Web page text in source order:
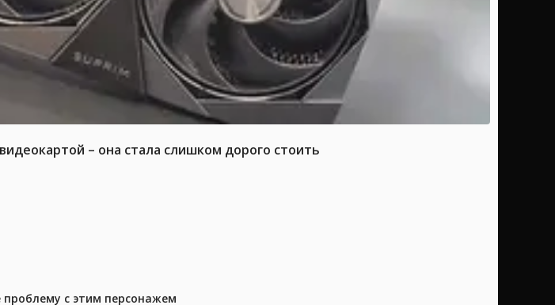
– она стала слишком дорого стоить
с этим персонажем